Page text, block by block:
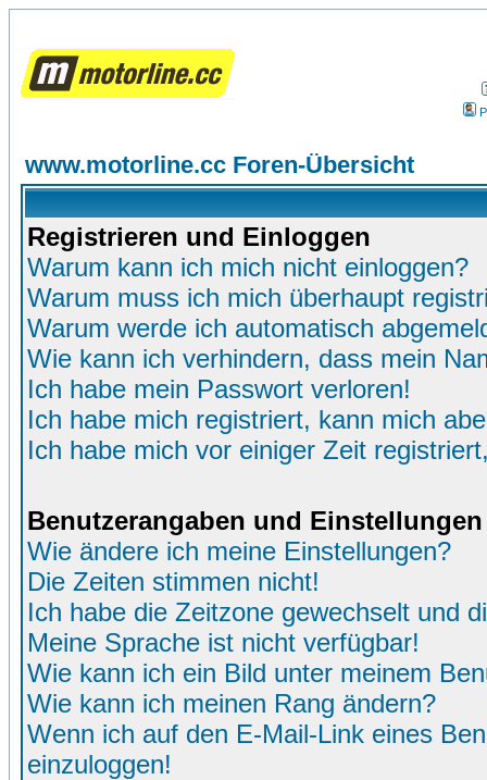
www.motorline.cc Foren-Übersicht
Registrieren und Einloggen
Warum kann ich mich nicht einloggen?
Warum muss ich mich überhaupt
Warum werde ich automatisch
Wie kann ich verhindern, dass mein
Ich habe mein Passwort verloren!
Ich habe mich registriert, kann mich
Ich habe mich vor einiger Zeit
Benutzerangaben und Einstellungen
Wie ändere ich meine Einstellungen?
Die Zeiten stimmen nicht!
Ich habe die Zeitzone gewechselt und
Meine Sprache ist nicht verfügbar!
Wie kann ich ein Bild unter meinem
Wie kann ich meinen Rang ändern?
Wenn ich auf den E-Mail-Link eines
einzuloggen!